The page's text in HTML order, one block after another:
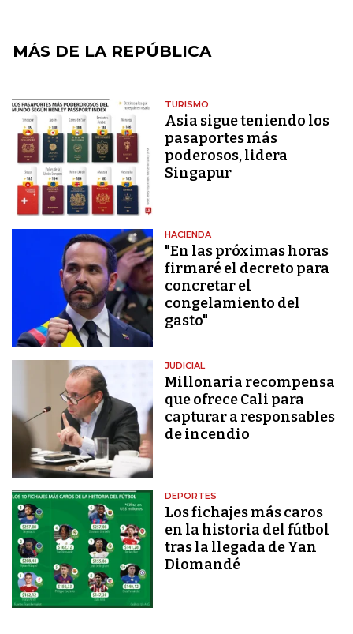
MÁS DE LA REPÚBLICA
TURISMO
Asia sigue teniendo los
pasaportes más
poderosos, lidera
Singapur
HACIENDA
"En las próximas horas
firmaré el decreto para
concretar el
congelamiento del
gasto"
JUDICIAL
Millonaria recompensa
que ofrece Cali para
capturar a responsables
de incendio
DEPORTES
Los fichajes más caros
en la historia del fútbol
tras la llegada de Yan
Diomandé